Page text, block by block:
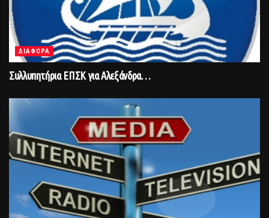
ΔΙΑΦΟΡΑ
Συλλυπητήρια ΕΠΣΚ για Αλεξάνδρα…